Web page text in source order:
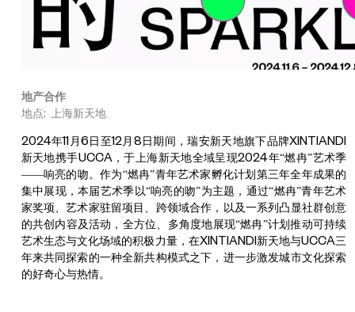
地产合作
地点: 上海新天地
2024年11 月 6 日至12月 8 日期间，瑞安新天地旗下品牌XINTIANDI
新天地携手UCCA，于上海新天地全域呈现2024年“燃冉”艺术季
——响亮的吻。作为“燃冉”青年艺术家孵化计划第三年全年成果的
集中展现，本届艺术季以“响亮的吻”为主题，通过“燃冉”青年艺术
家奖项、艺术家驻留项目、跨领域合作，以及一系列凸显社群创意
的共创内容及活动，全方位、多角度地展现“燃冉”计划推动可持续
艺术生态与文化场域的积极力量，在XINTIANDI 新天地与UCCA三
年来共同探索的一种全新共构模式之下，进一步激发城市文化探索
的好奇心与热情。